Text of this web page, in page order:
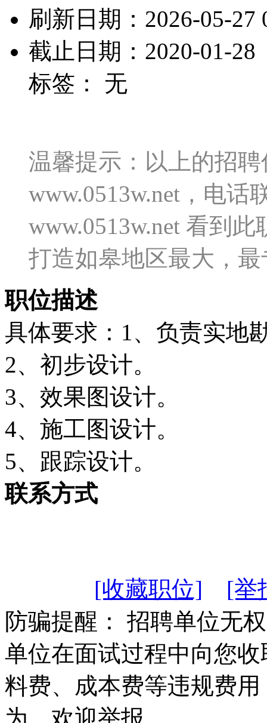
刷新日期：2026-05-27
截止日期：2020-01-28
标签： 无
温馨提示：以上的招
www.0513w.net，电
www.0513w.net 看到
打造如皋地区最大，
职位描述
具体要求：1、负责实地
2、初步设计。
3、效果图设计。
4、施工图设计。
5、跟踪设计。
联系方式
[收藏职位]
[举
防骗提醒： 招聘单位无
单位在面试过程中向您
料费、成本费等违规费
为，欢迎举报。